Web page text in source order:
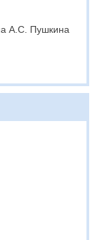
А.С. Пушкина